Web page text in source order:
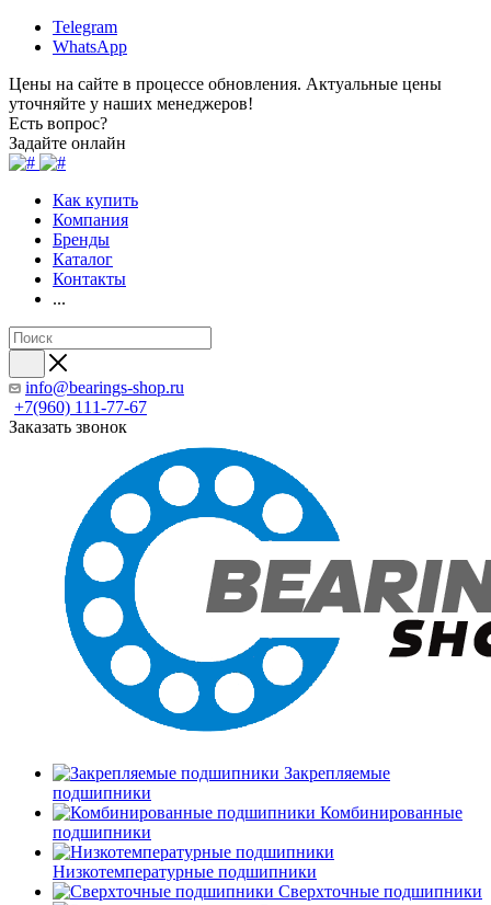
Telegram
WhatsApp
Цены на сайте в процессе обновления. Актуальные цены
уточняйте у наших менеджеров!
Есть вопрос?
Задайте онлайн
Как купить
Компания
Бренды
Каталог
Контакты
...
info@bearings-shop.ru
+7(960) 111-77-67
Заказать звонок
Закрепляемые
подшипники
Комбинированные
подшипники
Низкотемпературные подшипники
Сверхточные подшипники